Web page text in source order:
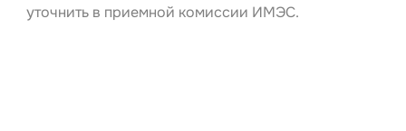
уточнить в приемной комиссии ИМЭС.